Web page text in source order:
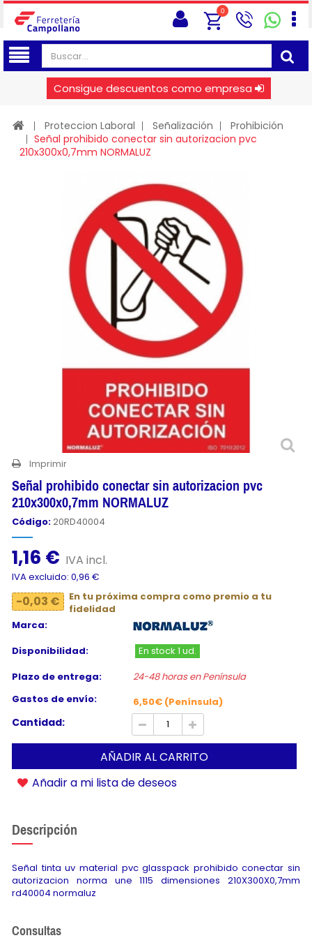
0
Consigue descuentos como empresa
Proteccion Laboral Señalización
Prohibición
Señal prohibido conectar sin autorizacion pvc
210x300x0,7mm NORMALUZ
Imprimir
Señal prohibido conectar sin autorizacion pvc
210x300x0,7mm NORMALUZ
Código:20RD40004
1,16 € IVA incl.
IVA excluido: 0,96 €
-0,03 €
En tu próxima compra como premio a tu
fidelidad
Marca:
Disponibilidad:
En stock 1 ud.
Plazo de entrega:
24-48 horas en Península
Gastos de envío:
6,50€ (Península)
Cantidad:
AÑADIR AL CARRITO
Añadir a mi lista de deseos
Descripción
Señal tinta uv material pvc glasspack prohibido conectar sin
autorizacion norma une 1115 dimensiones 210X300X0,7mm
rd40004 normaluz
Consultas